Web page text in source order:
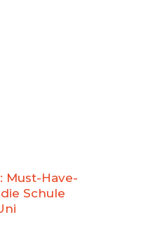
Must-Have-
Schule